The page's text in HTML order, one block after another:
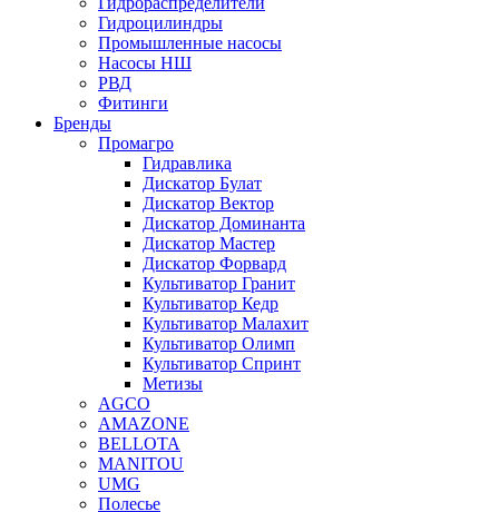
Гидроцилиндры
Промышленные насосы
Насосы НШ
РВД
Фитинги
Бренды
Промагро
Гидравлика
Дискатор Булат
Дискатор Вектор
Дискатор Доминанта
Дискатор Мастер
Дискатор Форвард
Культиватор Гранит
Культиватор Кедр
Культиватор Малахит
Культиватор Олимп
Культиватор Спринт
Метизы
AGCO
AMAZONE
BELLOTA
MANITOU
UMG
Полесье